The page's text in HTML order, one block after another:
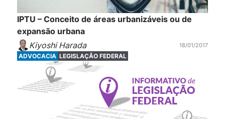
IPTU – Conceito de áreas urbanizáveis ou de
expansão urbana
Kiyoshi Harada
18/01/2017
ADVOCACIA LEGISLAÇÃO FEDERAL